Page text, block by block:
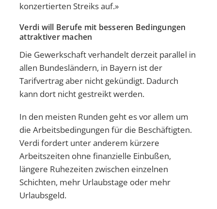
konzertierten Streiks auf.»
Verdi will Berufe mit besseren Bedingungen
attraktiver machen
Die Gewerkschaft verhandelt derzeit parallel in
allen Bundesländern, in Bayern ist der
Tarifvertrag aber nicht gekündigt. Dadurch
kann dort nicht gestreikt werden.
In den meisten Runden geht es vor allem um
die Arbeitsbedingungen für die Beschäftigten.
Verdi fordert unter anderem kürzere
Arbeitszeiten ohne finanzielle Einbußen,
längere Ruhezeiten zwischen einzelnen
Schichten, mehr Urlaubstage oder mehr
Urlaubsgeld.